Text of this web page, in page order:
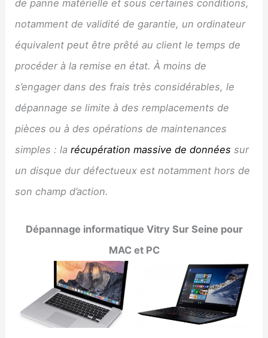
de panne matérielle et sous certaines conditions,
notamment de validité de garantie, un ordinateur
équivalent peut être prêté au client le temps de
procéder à la remise en état. À moins de
s’engager dans des frais très considérables, le
dépannage se limite à des remplacements de
pièces ou à des opérations de maintenances
simples : larécupération massive de données sur
un disque dur défectueux est notamment hors de
son champ d’action.
Dépannage informatique Vitry Sur Seine pour
MAC et PC